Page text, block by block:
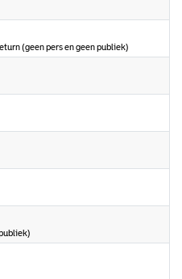
(geen pers en geen publiek)